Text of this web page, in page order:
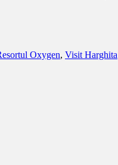
Oxygen, Visit Harghita